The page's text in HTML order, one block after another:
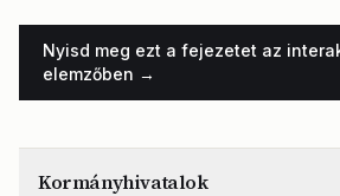
Nyisd meg ezt a fejezetet az
elemzőben →
Kormányhivatalok